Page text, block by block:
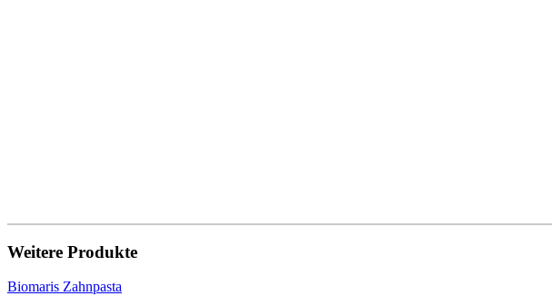
Weitere Produkte
Biomaris Zahnpasta